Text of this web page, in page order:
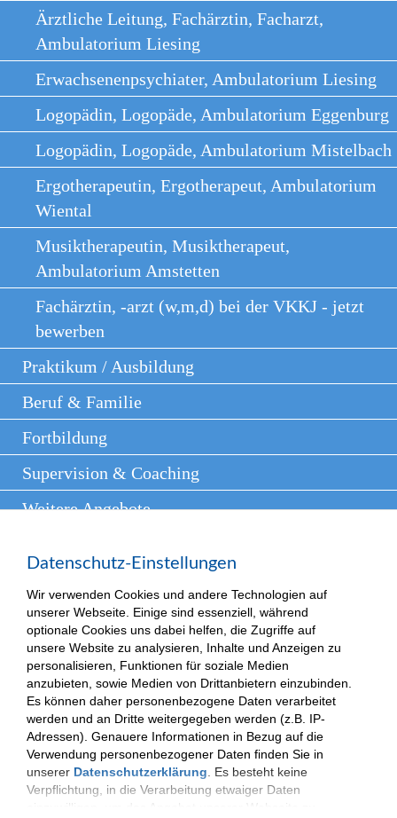
Ärztliche Leitung, Fachärztin, Facharzt,
Ambulatorium Liesing
Erwachsenenpsychiater, Ambulatorium Liesing
Logopädin, Logopäde, Ambulatorium Eggenburg
Logopädin, Logopäde, Ambulatorium Mistelbach
Ergotherapeutin, Ergotherapeut, Ambulatorium
Wiental
Musiktherapeutin, Musiktherapeut,
Ambulatorium Amstetten
Fachärztin, -arzt (w,m,d) bei der VKKJ - jetzt
bewerben
Praktikum / Ausbildung
Beruf & Familie
Fortbildung
Supervision & Coaching
Weitere Angebote
(c) 2025| VKKJ - Verantwortung und Kompetenz für besondere Kinder und
Jugendliche.
Impressum Datenschutzerklärung
Datenschutz-Einstellungen
Wir verwenden Cookies und andere Technologien auf
unserer Webseite. Einige sind essenziell, während
optionale Cookies uns dabei helfen, die Zugriffe auf
unsere Website zu analysieren, Inhalte und Anzeigen zu
personalisieren, Funktionen für soziale Medien
anzubieten, sowie Medien von Drittanbietern einzubinden.
Es können daher personenbezogene Daten verarbeitet
werden und an Dritte weitergegeben werden (z.B. IP-
Adressen). Genauere Informationen in Bezug auf die
Verwendung personenbezogener Daten finden Sie in
unserer Datenschutzerklärung . Es besteht keine
Verpflichtung, in die Verarbeitung etwaiger Daten